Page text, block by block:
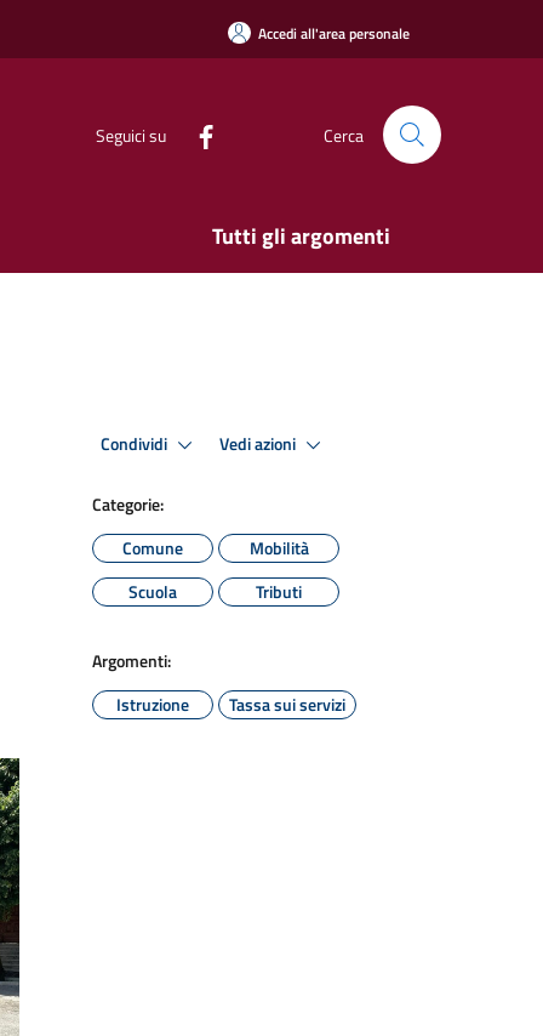
Accedi all'area personale
Seguici su Cerca
Tutti gli argomenti
Condividi Vedi azioni
Categorie:
Comune
Mobilità
Scuola
Tributi
Argomenti:
Istruzione
Tassa sui servizi